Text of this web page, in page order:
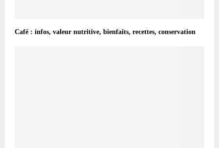
Café : infos, valeur nutritive, bienfaits, recettes, conservation